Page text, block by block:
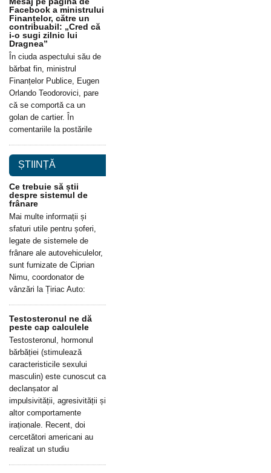
Facebook a ministrului
Finanțelor, către un
contribuabil: „Cred că
i-o sugi zilnic lui
Dragnea”
În ciuda aspectului său de
bărbat fin, ministrul
Finanțelor Publice, Eugen
Orlando Teodorovici, pare
că se comportă ca un
golan de cartier. În
comentariile la postările
ȘTIINȚĂ
Ce trebuie să știi
despre sistemul de
frânare
Mai multe informații și
sfaturi utile pentru șoferi,
legate de sistemele de
frânare ale autovehiculelor,
sunt furnizate de Ciprian
Nimu, coordonator de
vânzări la Țiriac Auto:
Testosteronul ne dă
peste cap calculele
Testosteronul, hormonul
bărbăției (stimulează
caracteristicile sexului
masculin) este cunoscut ca
declanșator al
impulsivității, agresivității și
altor comportamente
iraționale. Recent, doi
cercetători americani au
realizat un studiu